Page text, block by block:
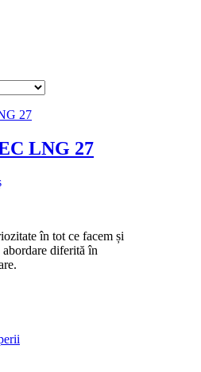
LNG 27
în tot ce facem și
abordare diferită în